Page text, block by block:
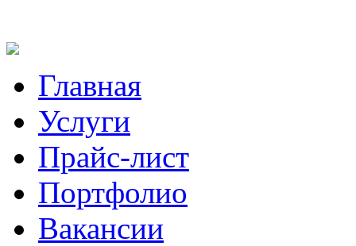
Главная
Услуги
Прайс-лист
Портфолио
Вакансии